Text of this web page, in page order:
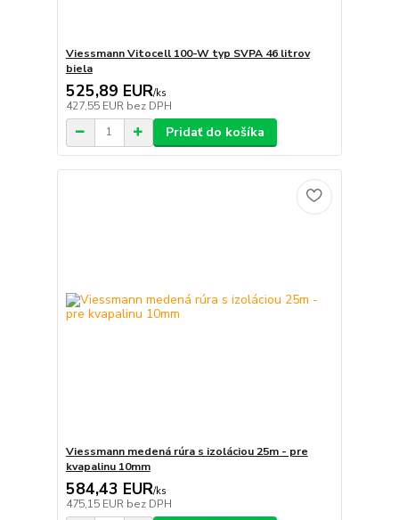
Viessmann Vitocell 100-W typ SVPA 46 litrov
biela
525,89 EUR/ks
427,55 EUR bez DPH
Pridať do košíka
Viessmann medená rúra s izoláciou 25m - pre
kvapalinu 10mm
584,43 EUR/ks
475,15 EUR bez DPH